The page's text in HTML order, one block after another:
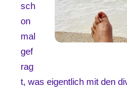
sch
on
mal
gef
rag
t, was eigentlich mit den